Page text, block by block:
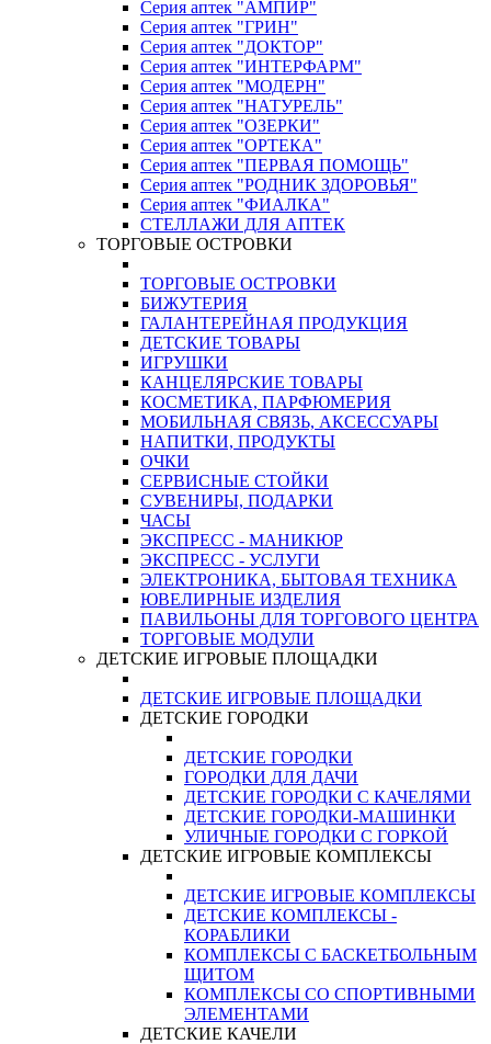
Серия аптек "АМПИР"
Серия аптек "ГРИН"
Серия аптек "ДОКТОР"
Серия аптек "ИНТЕРФАРМ"
Серия аптек "МОДЕРН"
Серия аптек "НАТУРЕЛЬ"
Серия аптек "ОЗЕРКИ"
Серия аптек "ОРТЕКА"
Серия аптек "ПЕРВАЯ ПОМОЩЬ"
Серия аптек "РОДНИК ЗДОРОВЬЯ"
Серия аптек "ФИАЛКА"
СТЕЛЛАЖИ ДЛЯ АПТЕК
ТОРГОВЫЕ ОСТРОВКИ
ТОРГОВЫЕ ОСТРОВКИ
БИЖУТЕРИЯ
ГАЛАНТЕРЕЙНАЯ ПРОДУКЦИЯ
ДЕТСКИЕ ТОВАРЫ
ИГРУШКИ
КАНЦЕЛЯРСКИЕ ТОВАРЫ
КОСМЕТИКА, ПАРФЮМЕРИЯ
МОБИЛЬНАЯ СВЯЗЬ, АКСЕССУАРЫ
НАПИТКИ, ПРОДУКТЫ
ОЧКИ
СЕРВИСНЫЕ СТОЙКИ
СУВЕНИРЫ, ПОДАРКИ
ЧАСЫ
ЭКСПРЕСС - МАНИКЮР
ЭКСПРЕСС - УСЛУГИ
ЭЛЕКТРОНИКА, БЫТОВАЯ ТЕХНИКА
ЮВЕЛИРНЫЕ ИЗДЕЛИЯ
ПАВИЛЬОНЫ ДЛЯ ТОРГОВОГО ЦЕНТРА
ТОРГОВЫЕ МОДУЛИ
ДЕТСКИЕ ИГРОВЫЕ ПЛОЩАДКИ
ДЕТСКИЕ ИГРОВЫЕ ПЛОЩАДКИ
ДЕТСКИЕ ГОРОДКИ
ДЕТСКИЕ ГОРОДКИ
ГОРОДКИ ДЛЯ ДАЧИ
ДЕТСКИЕ ГОРОДКИ С КАЧЕЛЯМИ
ДЕТСКИЕ ГОРОДКИ-МАШИНКИ
УЛИЧНЫЕ ГОРОДКИ С ГОРКОЙ
ДЕТСКИЕ ИГРОВЫЕ КОМПЛЕКСЫ
ДЕТСКИЕ ИГРОВЫЕ КОМПЛЕКСЫ
ДЕТСКИЕ КОМПЛЕКСЫ -
КОРАБЛИКИ
КОМПЛЕКСЫ С БАСКЕТБОЛЬНЫМ
ЩИТОМ
КОМПЛЕКСЫ СО СПОРТИВНЫМИ
ЭЛЕМЕНТАМИ
ДЕТСКИЕ КАЧЕЛИ